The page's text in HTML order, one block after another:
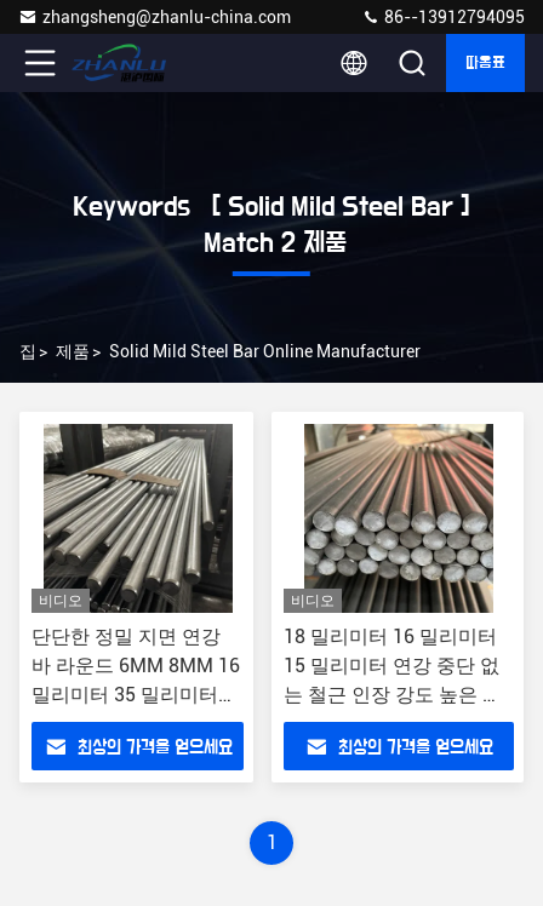
zhangsheng@zhanlu-china.com 86--13912794095
따옴표
Keywords [ Solid Mild Steel Bar ]
Match 2 제품
집 > 제품 > Solid Mild Steel Bar Online Manufacturer
비디오
단단한 정밀 지면 연강
바 라운드 6MM 8MM 16
밀리미터 35 밀리미터
50 밀리미터 60 밀리미
터 80 밀리미터 90MM
최상의 가격을 얻으세요
비디오
18 밀리미터 16 밀리미터
15 밀리미터 연강 중단 없
는 철근 인장 강도 높은 것
은 절단 스틸 철근을 자유
롭게 합니다최상의 가격을 얻으세요
1